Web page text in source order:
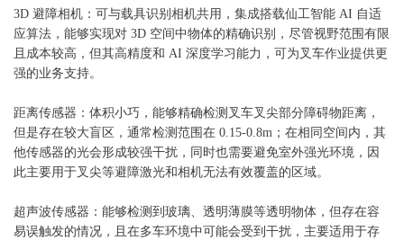
3D 避障相机：可与载具识别相机共用，集成搭载仙工智能 AI 自适
应算法，能够实现对 3D 空间中物体的精确识别，尽管视野范围有限
且成本较高，但其高精度和 AI 深度学习能力，可为叉车作业提供更
强的业务支持。
距离传感器：体积小巧，能够精确检测叉车叉尖部分障碍物距离，
但是存在较大盲区，通常检测范围在 0.15-0.8m；在相同空间内，其
他传感器的光会形成较强干扰，同时也需要避免室外强光环境，因
此主要用于叉尖等避障激光和相机无法有效覆盖的区域。
超声波传感器：能够检测到玻璃、透明薄膜等透明物体，但存在容
易误触发的情况，且在多车环境中可能会受到干扰，主要适用于存